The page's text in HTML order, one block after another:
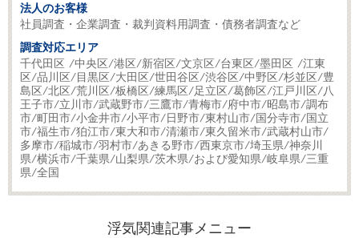
法人のお客様
社員調査・企業調査・裁判資料用調査・債務者調査など
調査対応エリア
千代田区 /中央区/港区/新宿区/文京区/台東区/墨田区 /江東
区/品川区/目黒区/大田区/世田谷区/渋谷区/中野区/杉並区/豊
島区/北区/荒川区/板橋区/練馬区/足立区/葛飾区/江戸川区/八
王子市/立川市/武蔵野市/三鷹市/青梅市/府中市/昭島市/調布
市/町田市/小金井市/小平市/日野市/東村山市/国分寺市/国立
市/福生市/狛江市/東大和市/清瀬市/東久留米市/武蔵村山市/
多摩市/稲城市/羽村市/あきる野市/西東京市/埼玉県/神奈川
県/横浜市/千葉県/山梨県/茨木県/および愛知県/岐阜県/三重
県/全国
浮気関連記事メニュー